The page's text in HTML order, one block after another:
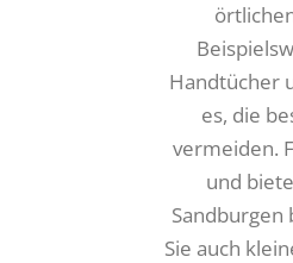
Handtücher
es, die
vermeiden.
und
Sandburgen
Sie auch